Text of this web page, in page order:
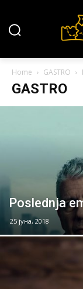
Home GASTRO
GASTRO
Poslednja
25 јуна, 2018